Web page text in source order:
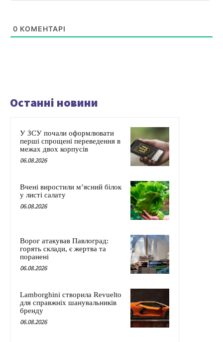
0 КОМЕНТАРІ
Останні новини
У ЗСУ почали оформлювати
перші спрощені переведення в
межах двох корпусів
06.08.2026
Вчені виростили м’ясний білок
у листі салату
06.08.2026
Ворог атакував Павлоград:
горять склади, є жертва та
поранені
06.08.2026
Lamborghini створила Revuelto
для справжніх шанувальників
бренду
06.08.2026